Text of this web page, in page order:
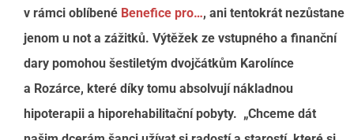
v rámci oblíbené Benefice pro…, ani tentokrát nezůstane
jenom u not a zážitků. Výtěžek ze vstupného a finanční
dary pomohou šestiletým dvojčátkům Karolínce
a Rozárce, které díky tomu absolvují nákladnou
hipoterapii a hiporehabilitační pobyty. „Chceme dát